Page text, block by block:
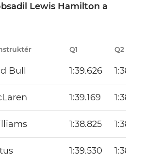
Lewis Hamilton a
Q1 Q2
Bull 1:39.626 1:38.530
1:39.169 1:38.616
1:38.825 1:38.570
1:39.530 1:38.489